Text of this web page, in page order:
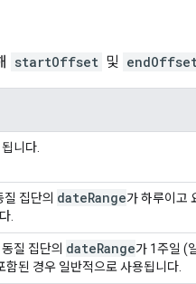
startOffset 및
니다.
집단의 dateRange가 하루이고
.
질 집단의 dateRange가 1주일 (
함된 경우 일반적으로 사용됩니다.